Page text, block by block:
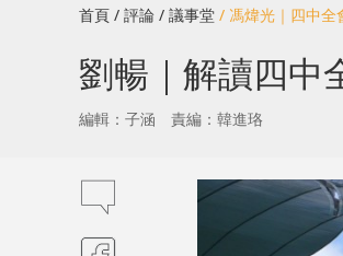
首頁 / 評論 / 議事堂 / 馮煒光｜四中全
劉暢｜解讀四中
編輯：子涵 責編：韓進珞